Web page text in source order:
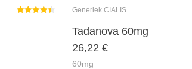
Generiek CIALIS
Tadanova 60mg
26,22 €
60mg